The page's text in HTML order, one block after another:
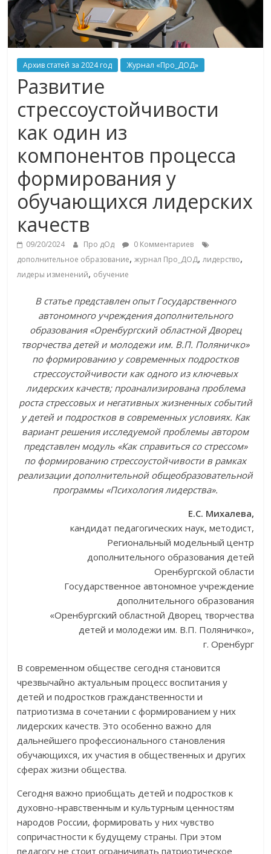
Архив статей за 2024 год Журнал «Про_ДОД»
Развитие
стрессоустойчивости
как один из
компонентов процесса
формирования у
обучающихся лидерских
качеств
09/20/2024 Про дОд
0 Комментариев
дополнительное образование,журнал Про_ДОД,лидерство,
лидеры изменений, обучение
В статье представлен опыт Государственного
автономного учреждения дополнительного
образования «Оренбургский областной Дворец
творчества детей и молодежи им. В.П. Поляничко»
по формированию у современных подростков
стрессоустойчивости как одного из ключевых
лидерских качеств; проанализирована проблема
роста стрессовых и негативных жизненных событий
у детей и подростков в современных условиях. Как
вариант решения исследуемой проблемы автором
представлен модуль «Как справиться со стрессом»
по формированию стрессоустойчивости в рамках
реализации дополнительной общеобразовательной
программы «Психология лидерства».
Е.С. Михалева,
кандидат педагогических наук, методист,
Региональный модельный центр
дополнительного образования детей
Оренбургской области
Государственное автономное учреждение
дополнительного образования
«Оренбургский областной Дворец творчества
детей и молодежи им. В.П. Поляничко»,
г. Оренбург
В современном обществе сегодня становится
чрезвычайно актуальным процесс воспитания у
детей и подростков гражданственности и
патриотизма в сочетании с формированием у них
лидерских качеств. Это особенно важно для
дальнейшего профессионального становления
обучающихся, их участия в общественных и других
сферах жизни общества.
Сегодня важно приобщать детей и подростков к
духовно-нравственным и культурным ценностям
народов России, формировать у них чувство
сопричастности к будущему страны. При этом
педагогу не стоит ограничивать патриотическое